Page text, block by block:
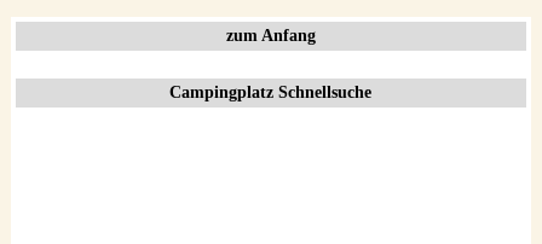
zum Anfang
Campingplatz Schnellsuche